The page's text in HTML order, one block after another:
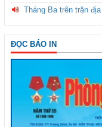
Tháng Ba trên trận
ĐỌC BÁO IN